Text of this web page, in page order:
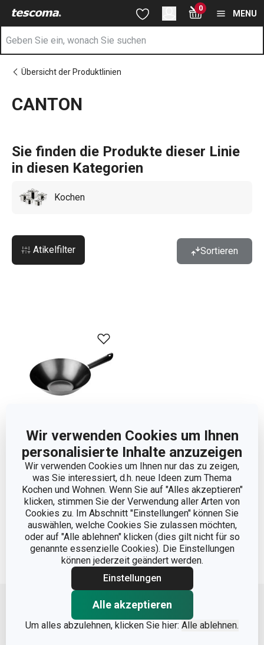
Wir verwenden Cookies um Ihnen
personalisierte Inhalte anzuzeigen
Wir verwenden Cookies um Ihnen nur das zu zeigen,
was Sie interessiert, d.h. neue Ideen zum Thema
Kochen und Wohnen. Wenn Sie auf "Alles akzeptieren"
klicken, stimmen Sie der Verwendung aller Arten von
Cookies zu. Im Abschnitt "Einstellungen" können Sie
auswählen, welche Cookies Sie zulassen möchten,
oder auf "Alle ablehnen" klicken (dies gilt nicht für so
genannte essenzielle Cookies). Die Einstellungen
können jederzeit geändert werden.
Einstellungen
Alle akzeptieren
Um alles abzulehnen, klicken Sie hier: Alle ablehnen.
Sie befinden sich auf der CANTON Seite
Zum Hauptinhalt springen
Zur Suche springen
Zur Navigation springen 0
MENU
Übersicht der Produktlinien
CANTON
Sie finden die Produkte dieser Linie
in diesen Kategorien
Kochen
Atikelfilter Sortieren
Wok CANTON ø 30 cm
24,90 €
Auf Lager
Warenkorb
Nach oben